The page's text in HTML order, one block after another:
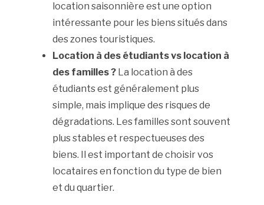
location saisonnière est une option
intéressante pour les biens situés dans
des zones touristiques.
Location à des étudiants vs location à
des familles ? La location à des
étudiants est généralement plus
simple, mais implique des risques de
dégradations. Les familles sont souvent
plus stables et respectueuses des
biens. Il est important de choisir vos
locataires en fonction du type de bien
et du quartier.